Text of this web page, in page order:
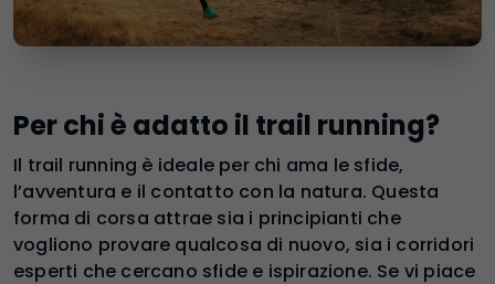
Per chi è adatto il trail running?
Il trail running è ideale per chi ama le sfide,
l’avventura e il contatto con la natura. Questa
forma di corsa attrae sia i principianti che
vogliono provare qualcosa di nuovo, sia i corridori
esperti che cercano sfide e ispirazione. Se vi piace